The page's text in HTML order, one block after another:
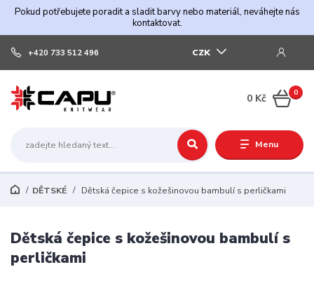
Pokud potřebujete poradit a sladit barvy nebo materiál, neváhejte nás
kontaktovat.
Menu
CZK
+420 733 512 496
0
0 Kč
DĚTSKÉ Dětská čepice s kožešinovou bambulí s perličkami
Dětská čepice s kožešinovou bambulí s
perličkami